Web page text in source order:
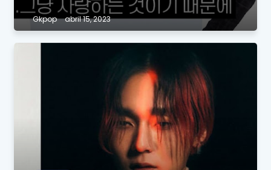
Gkpop abril 15, 2023